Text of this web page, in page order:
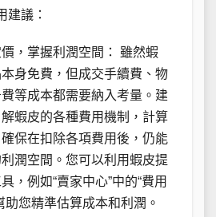
建議：
，掌握利潤空間： 雖然蝦
身免費，但成交手續費、物
等成本都需要納入考量。建
蝦皮的各種費用機制，計算
保在扣除各項費用後，仍能
潤空間。您可以利用蝦皮提
，例如“賣家中心”中的“費用
助您精準估算成本和利潤。